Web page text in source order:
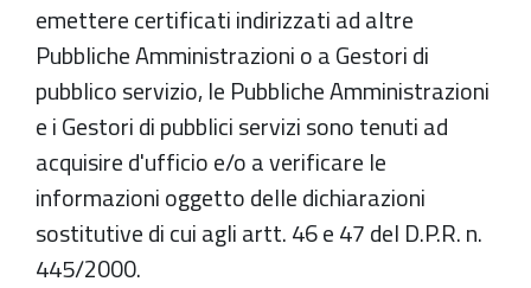
emettere certificati indirizzati ad altre
Pubbliche Amministrazioni o a Gestori di
pubblico servizio, le Pubbliche Amministrazioni
e i Gestori di pubblici servizi sono tenuti ad
acquisire d'ufficio e/o a verificare le
informazioni oggetto delle dichiarazioni
sostitutive di cui agli artt. 46 e 47 del D.P.R. n.
445/2000.